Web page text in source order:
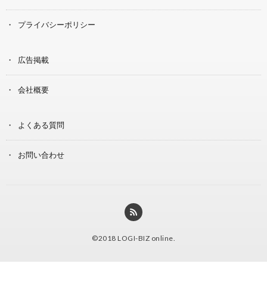
プライバシーポリシー
広告掲載
会社概要
よくある質問
お問い合わせ
©2018 LOGI-BIZ online